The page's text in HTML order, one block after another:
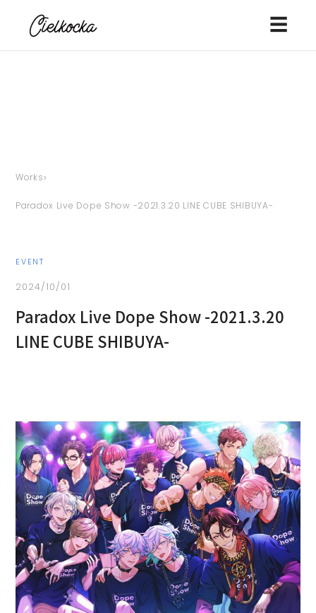
☰
Works›
Paradox Live Dope Show -2021.3.20 LINE CUBE SHIBUYA-
EVENT
2024/10/01
Paradox Live Dope Show -2021.3.20
LINE CUBE SHIBUYA-